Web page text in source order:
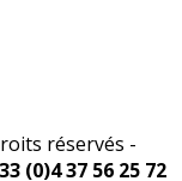
réservés -
(0)4 37 56 25 72